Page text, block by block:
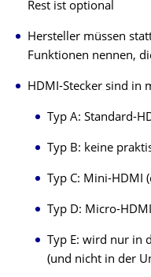
Rest ist optional
Hersteller müssen
Funktionen nennen,
HDMI-Stecker sind in
Typ A: Standard-
Typ B: keine
Typ C: Mini-HDMI
Typ D: Micro-
Typ E: wird nur in
(und nicht in der